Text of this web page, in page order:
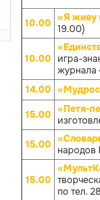
10.00 «Я живу
19.00)
10.00
игра-
журнала
14.00
15.00 «Петя-
15.00
народов
15.00
по тел.